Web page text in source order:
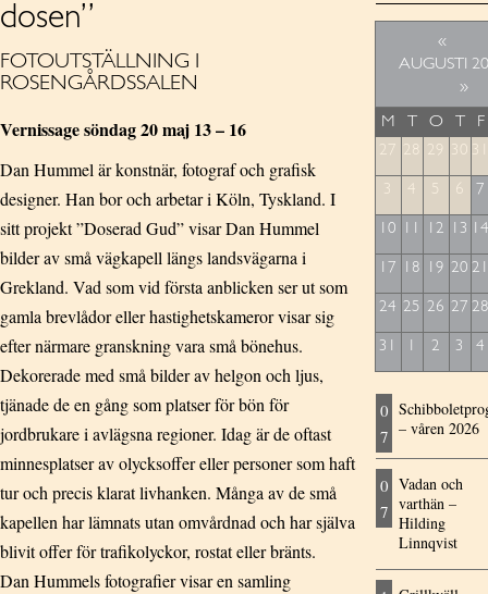
dosen”
FOTOUTSTÄLLNING I
ROSENGÅRDSSALEN
Vernissage söndag 20 maj 13 – 16
Dan Hummel är konstnär, fotograf och grafisk
designer. Han bor och arbetar i Köln, Tyskland. I
sitt projekt ”Doserad Gud” visar Dan Hummel
bilder av små vägkapell längs landsvägarna i
Grekland. Vad som vid första anblicken ser ut som
gamla brevlådor eller hastighetskameror visar sig
efter närmare granskning vara små bönehus.
Dekorerade med små bilder av helgon och ljus,
tjänade de en gång som platser för bön för
jordbrukare i avlägsna regioner. Idag är de oftast
minnesplatser av olycksoffer eller personer som haft
tur och precis klarat livhanken. Många av de små
kapellen har lämnats utan omvårdnad och har själva
blivit offer för trafikolyckor, rostat eller bränts.
Dan Hummels fotografier visar en samling
«
AUGUSTI
»
M
T O T F
27 28 29 30
3 4 5 6 7
10 11 12 13
17 18 19 20
24 25 26 27
31 1 2 3 4
0
7 – våren 2026
0
7
Vadan och
varthän –
Hilding
Linnqvist